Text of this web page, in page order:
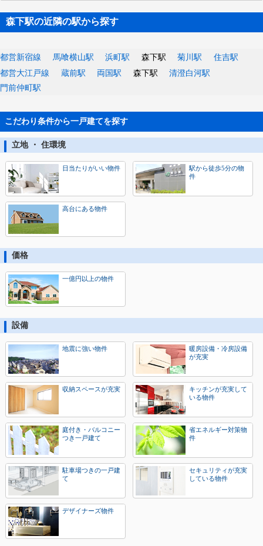
森下駅の近隣の駅から探す
都営新宿線 馬喰横山駅 浜町駅 森下駅 菊川駅
住吉駅
都営大江戸線
蔵前駅 両国駅 森下駅
清澄白河駅
門前仲町駅
こだわり条件から一戸建てを探す
立地 ・ 住環境
日当たりがいい物件
駅から徒歩5分の物
件
高台にある物件
価格
一億円以上の物件
設備
地震に強い物件
暖房設備・冷房設備
が充実
収納スペースが充実
キッチンが充実して
いる物件
庭付き・バルコニー
つき一戸建て
省エネルギー対策物
件
駐車場つきの一戸建
て
セキュリティが充実
している物件
デザイナーズ物件